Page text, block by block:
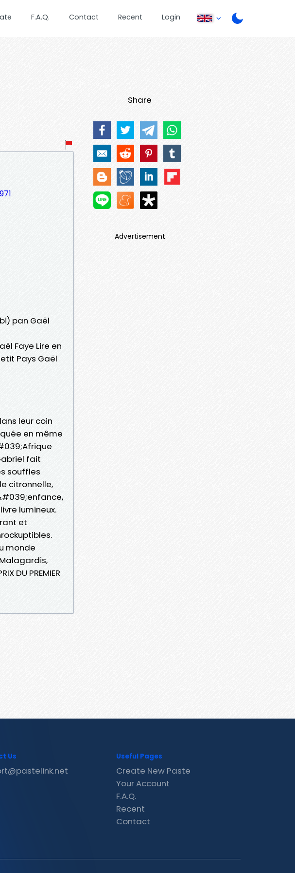
F.A.Q. Contact Recent Login
pan Gaël
Faye Lire en
Pays Gaël
leur coin
en même
fait
souffles
citronnelle,
lumineux.
et
monde
DU PREMIER
Share
Advertisement
Us Useful Pages
Create New Paste
Your Account
F.A.Q.
Recent
Contact